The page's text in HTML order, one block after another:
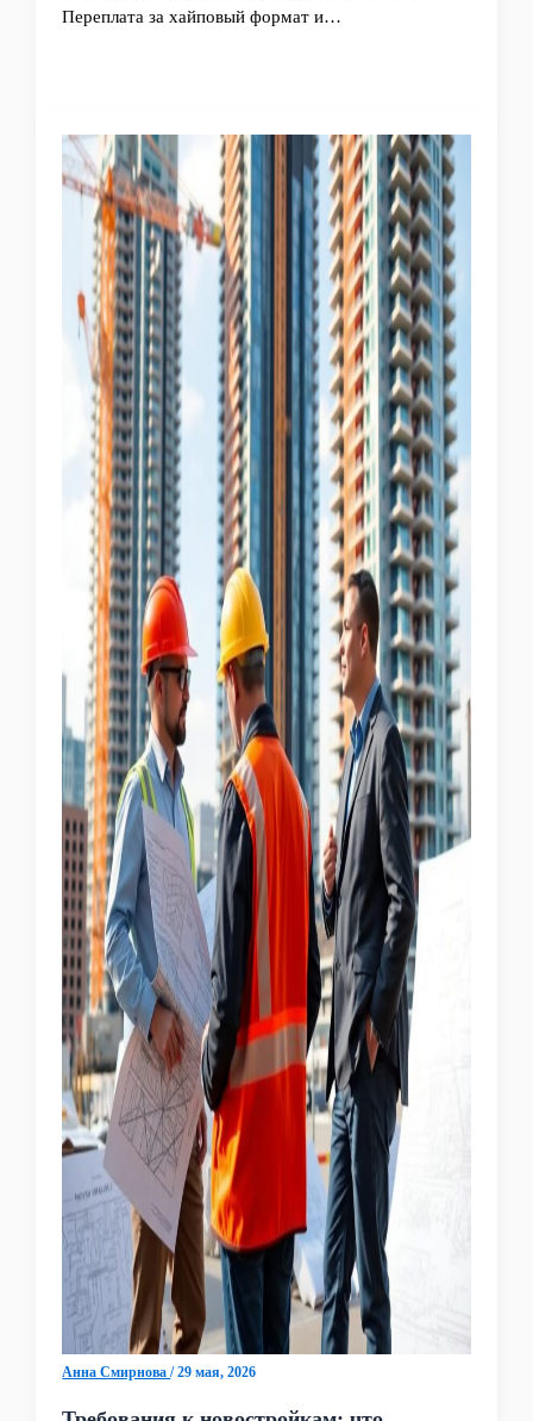
Переплата за хайповый формат и…
Анна Смирнова/29 мая, 2026